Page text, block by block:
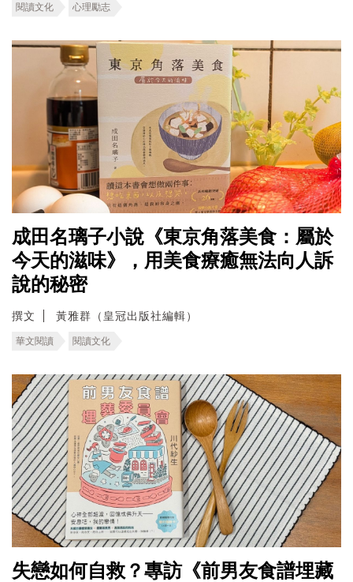
閱讀文化 心理勵志
成田名璃子小說《東京角落美食：屬於
今天的滋味》，用美食療癒無法向人訴
說的秘密
撰文 黃雅群（皇冠出版社編輯）
華文閱讀 閱讀文化
失戀如何自救？專訪《前男友食譜埋藏